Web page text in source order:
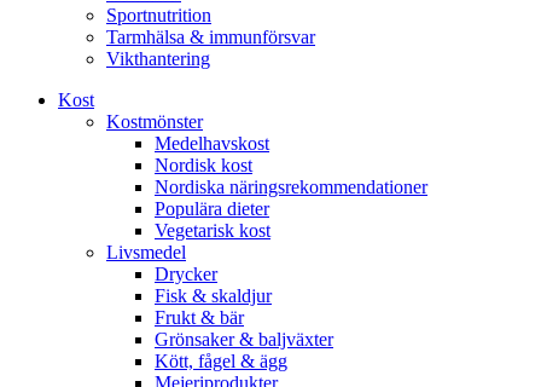
Sportnutrition
Tarmhälsa & immunförsvar
Vikthantering
Kost
Kostmönster
Medelhavskost
Nordisk kost
Nordiska näringsrekommendationer
Populära dieter
Vegetarisk kost
Livsmedel
Drycker
Fisk & skaldjur
Frukt & bär
Grönsaker & baljväxter
Kött, fågel & ägg